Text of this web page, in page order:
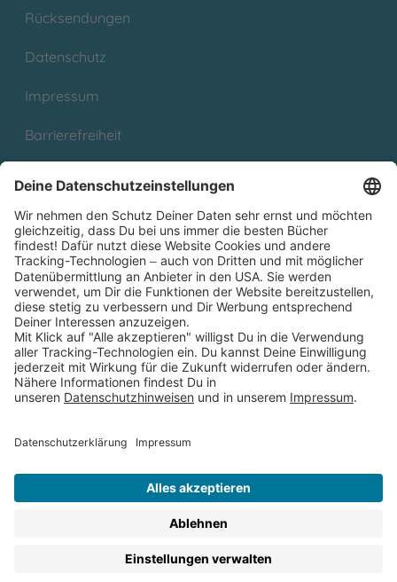
Rücksendungen
Datenschutz
Impressum
Barrierefreiheit
Partnerprogramm (Affiliate)
Folge uns auf
* Versandkostenfrei ab 9,00 € Bestellwert innerhalb
Deutschlands
** Lieferzeit 1-3 Werktage innerhalb Deutschlands
Thienemann-Esslinger Verlag GmbH, Blumenstraße 36, D-70182